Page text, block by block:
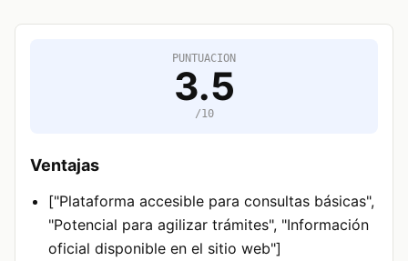
PUNTUACION
3.5
/10
Ventajas
["Plataforma accesible para consultas básicas",
"Potencial para agilizar trámites", "Información
oficial disponible en el sitio web"]